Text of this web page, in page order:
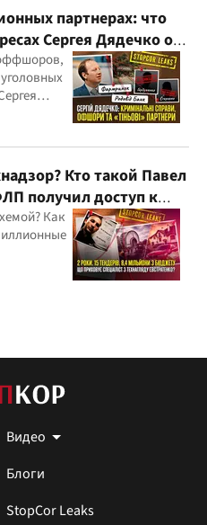
партнерах: что
Сергея Дядечко от
через
Кто такой Павел
получил доступ к
Как
Видео
Блоги
StopCor Leaks